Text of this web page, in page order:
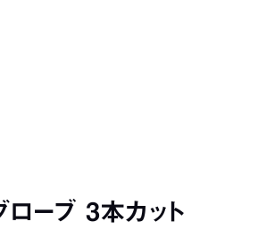
ーブ 3本カット